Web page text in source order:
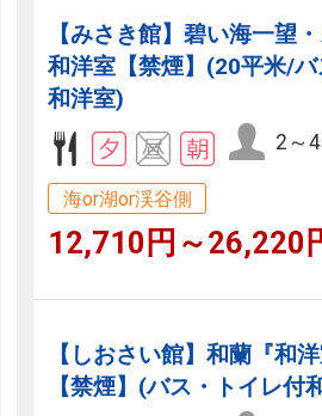
【みさき館】碧い海一望
和洋室【禁煙】(20平米/
和洋室)
2～
海or湖or渓谷側
12,710円～26,220
【しおさい館】和蘭『和
【禁煙】(バス・トイレ付